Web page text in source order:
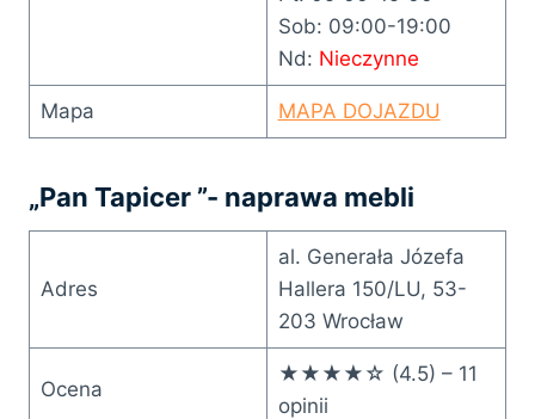
Sob: 09:00-19:00
Nd: Nieczynne
Mapa MAPA DOJAZDU
„Pan Tapicer ”- naprawa mebli
Adres
al. Generała Józefa
Hallera 150/LU, 53-
203 Wrocław
Ocena
★★★★☆ (4.5) – 11
opinii